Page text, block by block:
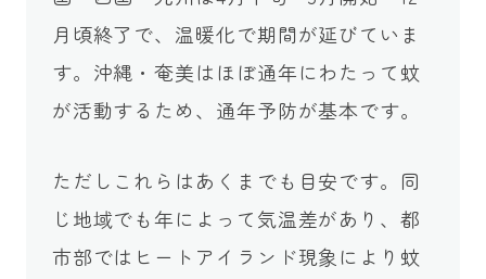
月頃終了で、温暖化で期間が延びていま
す。沖縄・奄美はほぼ通年にわたって蚊
が活動するため、通年予防が基本です。
ただしこれらはあくまでも目安です。同
じ地域でも年によって気温差があり、都
市部ではヒートアイランド現象により蚊